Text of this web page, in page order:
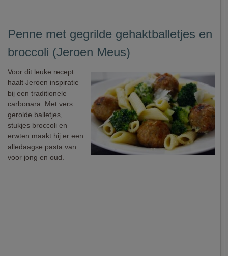
Penne met gegrilde gehaktballetjes en
broccoli (Jeroen Meus)
Voor dit leuke recept
haalt Jeroen inspiratie
bij een traditionele
carbonara. Met vers
gerolde balletjes,
stukjes broccoli en
erwten maakt hij er een
alledaagse pasta van
voor jong en oud.